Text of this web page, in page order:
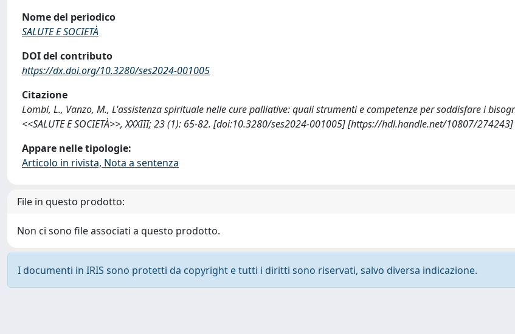
Nome del periodico
SALUTE E SOCIETÀ
DOI del contributo
https://dx.doi.org/10.3280/ses2024-001005
Citazione
Lombi, L., Vanzo, M., L'assistenza spirituale nelle cure palliative: quali strumenti e competenze per soddisfare i
<<SALUTE E SOCIETÀ>>, XXXIII; 23 (1): 65-82. [doi:10.3280/ses2024-001005] [https://hdl.handle.net/10807/274243]
Appare nelle tipologie:
Articolo in rivista, Nota a sentenza
File in questo prodotto:
Non ci sono file associati a questo prodotto.
I documenti in IRIS sono protetti da copyright e tutti i diritti sono riservati, salvo diversa indicazione.